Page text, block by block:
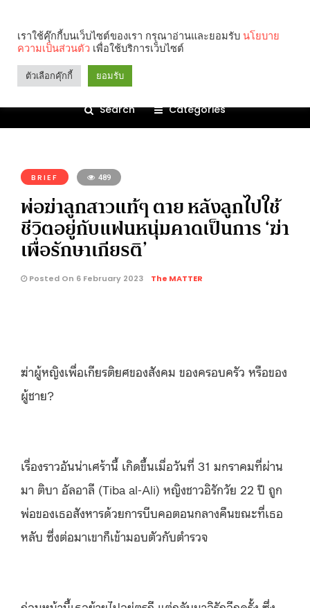
Search Categories
BRIEF 489
พ่อฆ่าลูกสาวแท้ๆ ตาย หลังลูกไปใช้
ชีวิตอยู่กับแฟนหนุ่มคาดเป็นการ ‘ฆ่า
เพื่อรักษาเกียรติ’
Posted On 6 February 2023 The MATTER
ฆ่าผู้หญิงเพื่อเกียรติยศของสังคม ของครอบครัว หรือของ
ผู้ชาย?
เรื่องราวอันน่าเศร้านี้ เกิดขึ้นเมื่อวันที่ 31 มกราคมที่ผ่าน
มา ติบา อัลอาลี (Tiba al-Ali) หญิงชาวอิรักวัย 22 ปี ถูก
พ่อของเธอสังหารด้วยการบีบคอตอนกลางคืนขณะที่เธอ
หลับ ซึ่งต่อมาเขาก็เข้ามอบตัวกับตำรวจ
เราใช้คุ๊กกี้บนเว็บไซต์ของเรา กรุณาอ่านและยอมรับ นโยบาย
ความเป็นส่วนตัว เพื่อใช้บริการเว็บไซต์
ตัวเลือกคุ๊กกี้ ยอมรับ